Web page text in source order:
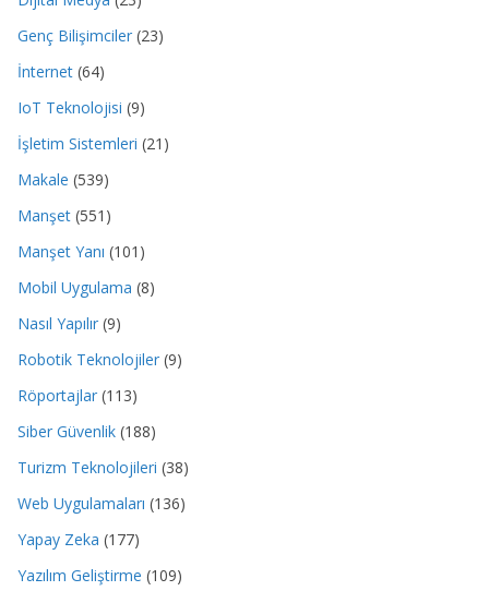
Genç Bilişimciler (23)
İnternet (64)
IoT Teknolojisi (9)
İşletim Sistemleri (21)
Makale (539)
Manşet (551)
Manşet Yanı (101)
Mobil Uygulama (8)
Nasıl Yapılır (9)
Robotik Teknolojiler (9)
Röportajlar (113)
Siber Güvenlik (188)
Turizm Teknolojileri (38)
Web Uygulamaları (136)
Yapay Zeka (177)
Yazılım Geliştirme (109)